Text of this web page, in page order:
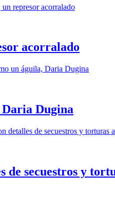
acorralado
Daria Dugina
de secuestros y